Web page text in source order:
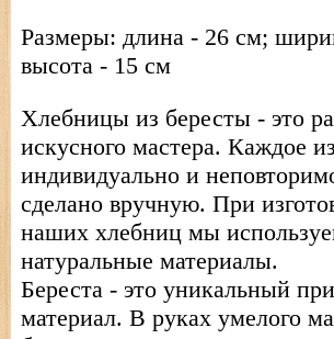
Размеры: длина - 26 см;
высота - 15 см
Хлебницы из бересты - это
искусного мастера. Каждое
индивидуально и
сделано вручную. При
наших хлебниц мы
натуральные материалы.
Береста - это уникальный
материал. В руках умелого